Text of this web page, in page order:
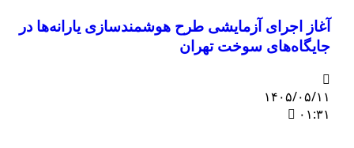
آغاز اجرای آزمایشی طرح هوشمندسازی یارانه‌ها در
جایگاه‌های سوخت تهران
۱۴۰۵/۰۵/۱۱
۰۱:۳۱